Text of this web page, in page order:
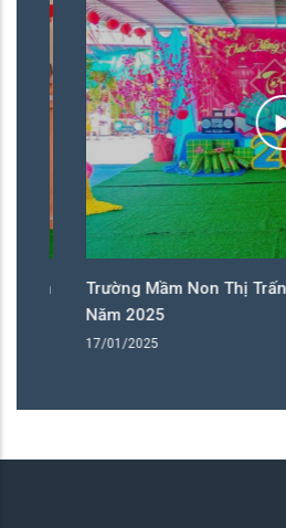
Trường Mầm Non Thị Trấn Cô
Năm 2025
17/01/2025